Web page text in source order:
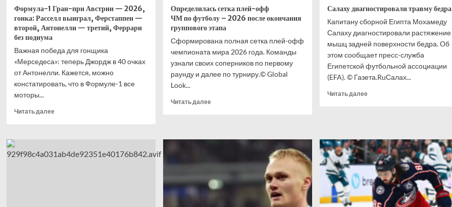
Формула-1 Гран-при Австрии — 2026,
гонка: Расселл выиграл, Ферстаппен —
второй, Антонелли — третий, Феррари
без подиума
Важная победа для гонщика
«Мерседеса»: теперь Джордж в 40 очках
от Антонелли. Кажется, можно
констатировать, что в Формуле-1 все
моторы...
Читать далееПрочитать
при
Определилась сетка плей-офф
ЧМ по футболу – 2026 после окончания
группового этапа
Сформирована полная сетка плей-офф
чемпионата мира 2026 года. Команды
узнали своих соперников по первому
раунду и далее по турниру.© Global
Look...
Читать далееПрочитать
сетка
–
2026
Салаху диагностировали травму бедра
Капитану сборной Египта Мохамеду
Салаху диагностировали растяжение
мышц задней поверхности бедра. Об
этом сообщает пресс-служба
Египетской футбольной ассоциации
(EFA). © Газета.RuСалах...
Читать далееПрочитать
травму
бедра